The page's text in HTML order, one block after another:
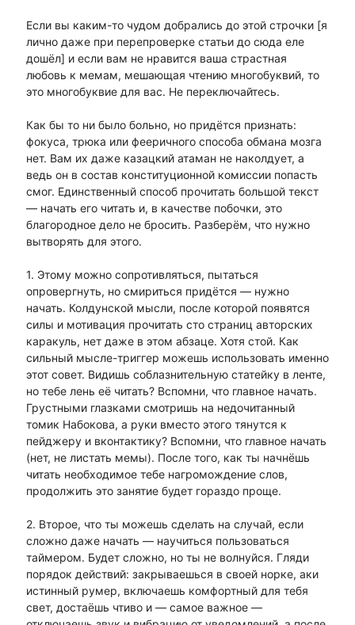
Если вы каким-то чудом добрались до этой строчки [я
лично даже при перепроверке статьи до сюда еле
дошёл] и если вам не нравится ваша страстная
любовь к мемам, мешающая чтению многобуквий, то
это многобуквие для вас. Не переключайтесь.
Как бы то ни было больно, но придётся признать:
фокуса, трюка или фееричного способа обмана мозга
нет. Вам их даже казацкий атаман не наколдует, а
ведь он в состав конституционной комиссии попасть
смог. Единственный способ прочитать большой текст
— начать его читать и, в качестве побочки, это
благородное дело не бросить. Разберём, что нужно
вытворять для этого.
1. Этому можно сопротивляться, пытаться
опровергнуть, но смириться придётся — нужно
начать. Колдунской мысли, после которой появятся
силы и мотивация прочитать сто страниц авторских
каракуль, нет даже в этом абзаце. Хотя стой. Как
сильный мысле-триггер можешь использовать именно
этот совет. Видишь соблазнительную статейку в ленте,
но тебе лень её читать? Вспомни, что главное начать.
Грустными глазками смотришь на недочитанный
томик Набокова, а руки вместо этого тянутся к
пейджеру и вконтактику? Вспомни, что главное начать
(нет, не листать мемы). После того, как ты начнёшь
читать необходимое тебе нагромождение слов,
продолжить это занятие будет гораздо проще.
2. Второе, что ты можешь сделать на случай, если
сложно даже начать — научиться пользоваться
таймером. Будет сложно, но ты не волнуйся. Гляди
порядок действий: закрываешься в своей норке, аки
истинный румер, включаешь комфортный для тебя
свет, достаёшь чтиво и — самое важное —